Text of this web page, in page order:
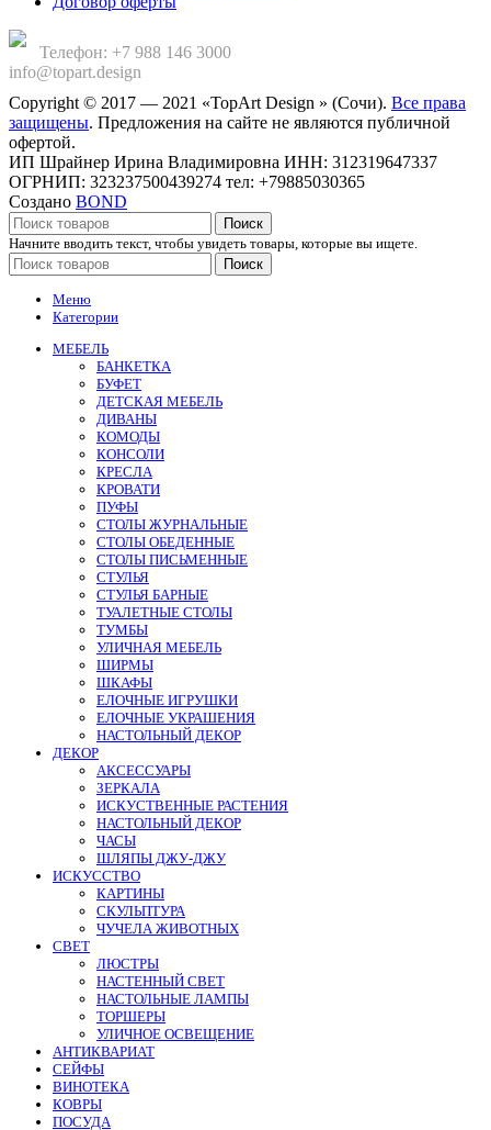
Телефон: +7 988 146 3000
info@topart.design
Copyright © 2017 — 2021 «TopArt Design » (Сочи). Все права
защищены. Предложения на сайте не являются публичной
офертой.
ИП Шрайнер Ирина Владимировна ИНН: 312319647337
ОГРНИП: 323237500439274 тел: +79885030365
Создано BOND
Поиск
Начните вводить текст, чтобы увидеть товары, которые вы ищете.
Поиск
Меню
Категории
МЕБЕЛЬ
БАНКЕТКА
БУФЕТ
ДЕТСКАЯ МЕБЕЛЬ
ДИВАНЫ
КОМОДЫ
КОНСОЛИ
КРЕСЛА
КРОВАТИ
ПУФЫ
СТОЛЫ ЖУРНАЛЬНЫЕ
СТОЛЫ ОБЕДЕННЫЕ
СТОЛЫ ПИСЬМЕННЫЕ
СТУЛЬЯ
СТУЛЬЯ БАРНЫЕ
ТУАЛЕТНЫЕ СТОЛЫ
ТУМБЫ
УЛИЧНАЯ МЕБЕЛЬ
ШИРМЫ
ШКАФЫ
ЕЛОЧНЫЕ ИГРУШКИ
ЕЛОЧНЫЕ УКРАШЕНИЯ
НАСТОЛЬНЫЙ ДЕКОР
ДЕКОР
АКСЕССУАРЫ
ЗЕРКАЛА
ИСКУСТВЕННЫЕ РАСТЕНИЯ
НАСТОЛЬНЫЙ ДЕКОР
ЧАСЫ
ШЛЯПЫ ДЖУ-ДЖУ
ИСКУССТВО
КАРТИНЫ
СКУЛЬПТУРА
ЧУЧЕЛА ЖИВОТНЫХ
СВЕТ
ЛЮСТРЫ
НАСТЕННЫЙ СВЕТ
НАСТОЛЬНЫЕ ЛАМПЫ
ТОРШЕРЫ
УЛИЧНОЕ ОСВЕЩЕНИЕ
АНТИКВАРИАТ
СЕЙФЫ
ВИНОТЕКА
КОВРЫ
ПОСУДА